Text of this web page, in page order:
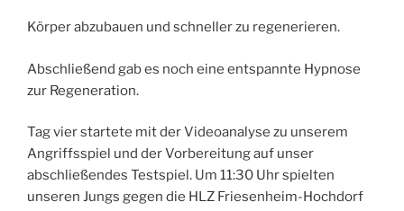
Körper abzubauen und schneller zu regenerieren.
Abschließend gab es noch eine entspannte Hypnose
zur Regeneration.
Tag vier startete mit der Videoanalyse zu unserem
Angriffsspiel und der Vorbereitung auf unser
abschließendes Testspiel. Um 11:30 Uhr spielten
unseren Jungs gegen die HLZ Friesenheim-Hochdorf